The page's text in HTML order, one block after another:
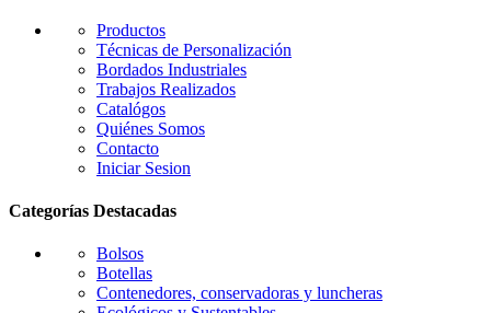
producto
Productos
Técnicas de Personalización
Bordados Industriales
Trabajos Realizados
Catalógos
Quiénes Somos
Contacto
Iniciar Sesion
Categorías Destacadas
Bolsos
Botellas
Contenedores, conservadoras y luncheras